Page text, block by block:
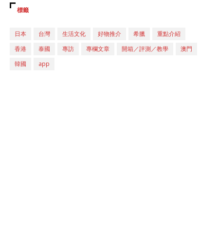
標籤
日本 台灣 生活文化 好物推介 希臘
重點介紹
香港
泰國 專訪 專欄文章 開箱／評測／教學
澳門
韓國
app